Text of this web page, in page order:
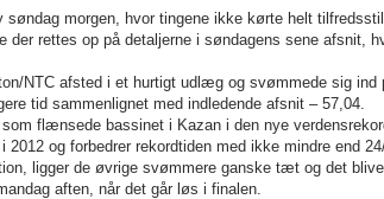
morgen, hvor tingene ikke kørte helt
rettes op på detaljerne i søndagens sene afsnit,
NTC afsted i et hurtigt udlæg og svømmede sig ind
tid sammenlignet med indledende afsnit – 57,04.
flænsede bassinet i Kazan i den nye
og forbedrer rekordtiden med ikke mindre end
ligger de øvrige svømmere ganske tæt og det
aften, når det går løs i finalen.